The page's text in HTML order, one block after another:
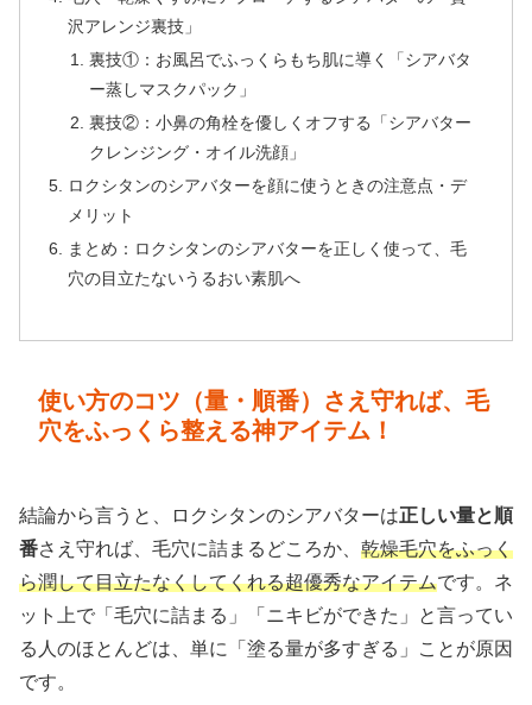
沢アレンジ裏技」
裏技①：お風呂でふっくらもち肌に導く「シアバタ
ー蒸しマスクパック」
裏技②：小鼻の角栓を優しくオフする「シアバター
クレンジング・オイル洗顔」
ロクシタンのシアバターを顔に使うときの注意点・デ
メリット
まとめ：ロクシタンのシアバターを正しく使って、毛
穴の目立たないうるおい素肌へ
使い方のコツ（量・順番）さえ守れば、毛
穴をふっくら整える神アイテム！
結論から言うと、ロクシタンのシアバターは正しい量と順
番さえ守れば、毛穴に詰まるどころか、 乾燥毛穴をふっく
ら潤して目立たなくしてくれる超優秀なアイテムです。ネ
ット上で「毛穴に詰まる」「ニキビができた」と言ってい
る人のほとんどは、単に「塗る量が多すぎる」ことが原因
です。